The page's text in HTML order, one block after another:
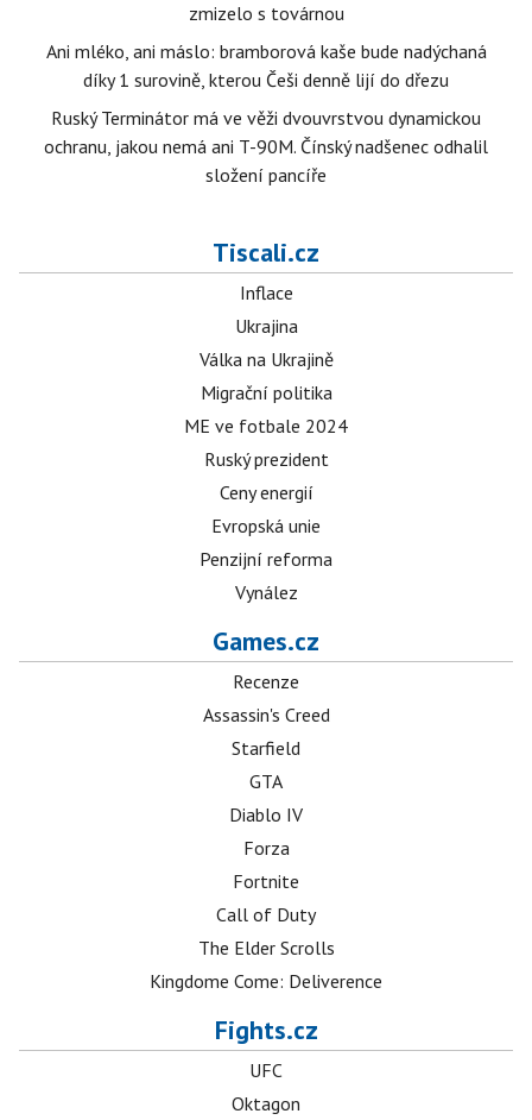
zmizelo s továrnou
Ani mléko, ani máslo: bramborová kaše bude nadýchaná
díky 1 surovině, kterou Češi denně lijí do dřezu
Ruský Terminátor má ve věži dvouvrstvou dynamickou
ochranu, jakou nemá ani T-90M. Čínský nadšenec odhalil
složení pancíře
Tiscali.cz
Inflace
Ukrajina
Válka na Ukrajině
Migrační politika
ME ve fotbale 2024
Ruský prezident
Ceny energií
Evropská unie
Penzijní reforma
Vynález
Games.cz
Recenze
Assassin's Creed
Starfield
GTA
Diablo IV
Forza
Fortnite
Call of Duty
The Elder Scrolls
Kingdome Come: Deliverence
Fights.cz
UFC
Oktagon